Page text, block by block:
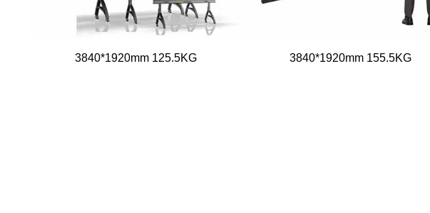
3840*1920mm 125.5KG 3840*1920mm 155.5KG